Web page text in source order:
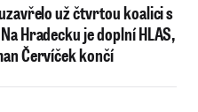
už čtvrtou koalici s
Hradecku je doplní HLAS,
Červíček končí